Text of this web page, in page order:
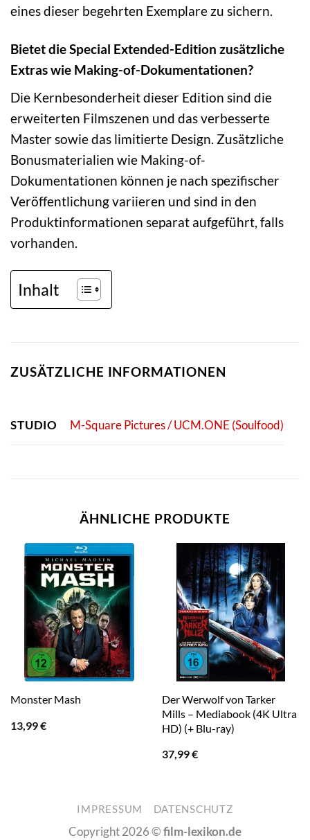
eines dieser begehrten Exemplare zu sichern.
Bietet die Special Extended-Edition zusätzliche
Extras wie Making-of-Dokumentationen?
Die Kernbesonderheit dieser Edition sind die
erweiterten Filmszenen und das verbesserte
Master sowie das limitierte Design. Zusätzliche
Bonusmaterialien wie Making-of-
Dokumentationen können je nach spezifischer
Veröffentlichung variieren und sind in den
Produktinformationen separat aufgeführt, falls
vorhanden.
Inhalt
ZUSÄTZLICHE INFORMATIONEN
STUDIO M-Square Pictures / UCM.ONE (Soulfood)
ÄHNLICHE PRODUKTE
Monster Mash
13,99€
Der Werwolf von Tarker
Mills – Mediabook (4K Ultra
HD) (+ Blu-ray)
37,99€
IMPRESSUM DATENSCHUTZ
Copyright 2026 ©film-lexikon.de